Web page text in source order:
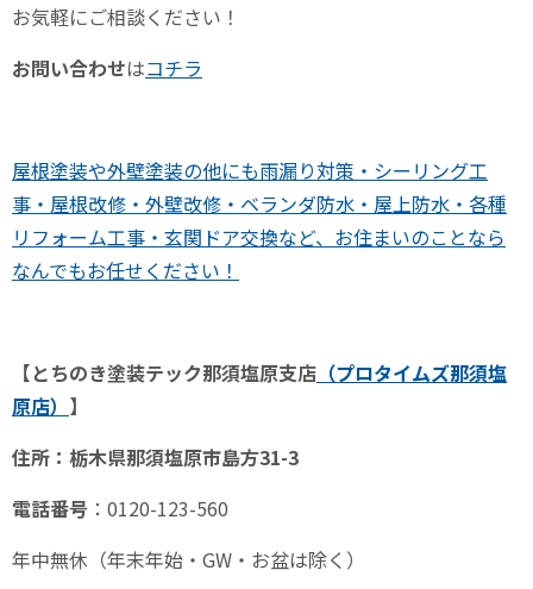
お気軽にご相談ください！
お問い合わせはコチラ
屋根塗装や外壁塗装の他にも雨漏り対策・シーリング工
事・屋根改修・外壁改修・ベランダ防水・屋上防水・各種
リフォーム工事・玄関ドア交換など、お住まいのことなら
なんでもお任せください！
【とちのき塗装テック那須塩原支店 （プロタイムズ那須塩
原店） 】
住所：栃木県那須塩原市島方31-3
電話番号 ： 0120-123-560
年中無休（年末年始・ GW ・お盆は除く）